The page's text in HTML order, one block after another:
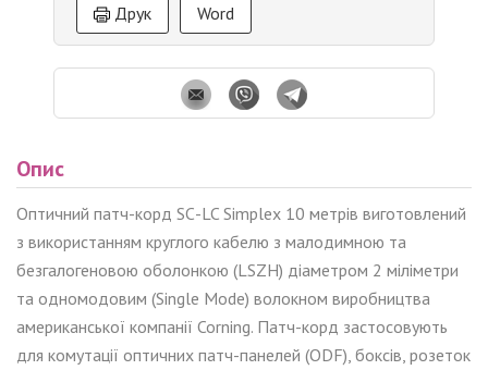
Друк Word
Опис
Оптичний патч-корд SC-LC Simplex 10 метрів виготовлений
з використанням круглого кабелю з малодимною та
безгалогеновою оболонкою (LSZH) діаметром 2 міліметри
та одномодовим (Single Mode) волокном виробництва
американської компанії Corning. Патч-корд застосовують
для комутації оптичних патч-панелей (ODF), боксів, розеток